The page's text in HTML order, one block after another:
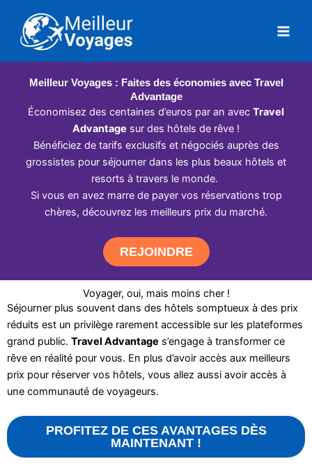
contenu
Meilleur Voyages : Faites des économies avec Travel
Advantage
Économisez des centaines d’euros par an avec Travel
Advantage sur des hôtels de rêve !
Bénéficiez de tarifs exclusifs et négociés auprès des
grossistes pour séjourner dans les plus beaux hôtels et
resorts à travers le monde.
Si vous en avez marre de payer vos réservations trop
chères, découvrez les meilleurs prix du marché.
REJOINDRE
Voyager, oui, mais moins cher !
Séjourner plus souvent dans des hôtels somptueux à des prix
réduits est un privilège rarement accessible sur les plateformes
grand public. Travel Advantage s’engage à transformer ce
rêve en réalité pour vous. En plus d’avoir accès aux meilleurs
prix pour réserver vos hôtels, vous allez aussi avoir accès à
une communauté de voyageurs.
PROFITEZ DE CES AVANTAGES DÈS
MAINTENANT !